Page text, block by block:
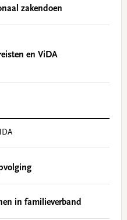
zakendoen
en ViDA
in familieverband